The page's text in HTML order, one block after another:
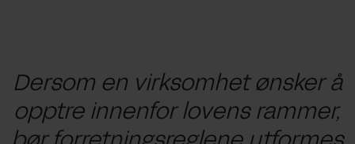
Dersom en virksomhet ønsker å
opptre innenforlovens rammer,